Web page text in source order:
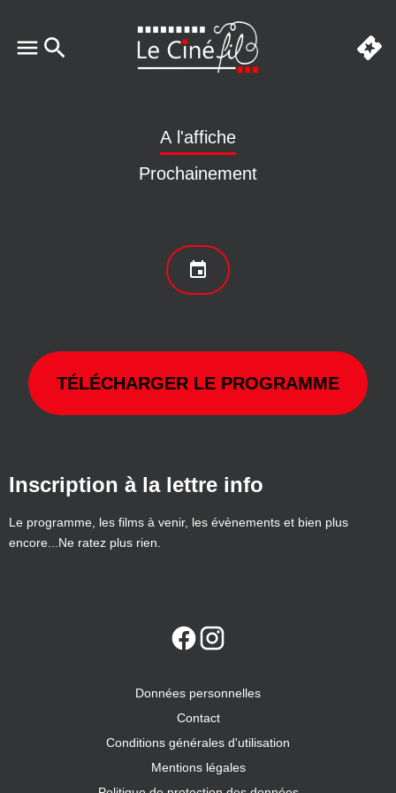
A l'affiche
Prochainement
TÉLÉCHARGER LE PROGRAMME
Inscription à la lettre info
Le programme, les films à venir, les évènements et bien plus
encore...Ne ratez plus rien.
Données personnelles
Contact
Conditions générales d'utilisation
Mentions légales